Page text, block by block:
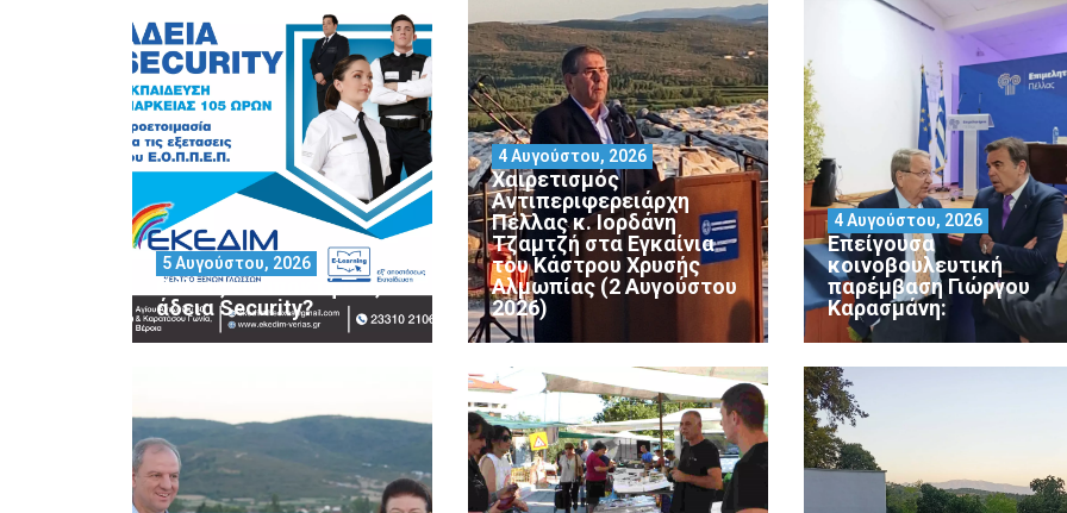
Θέλεις να αποκτήσεις
άδεια Security?
5 Αυγούστου, 2026
Χαιρετισμός
Αντιπεριφερειάρχη
Πέλλας κ. Ιορδάνη
Τζαμτζή στα Εγκαίνια
του Κάστρου Χρυσής
Αλμωπίας (2 Αυγούστου
2026)
4 Αυγούστου, 2026
Επείγουσα
κοινοβουλευτική
παρέμβαση Γιώργου
Καρασμάνη:
4 Αυγούστου, 2026